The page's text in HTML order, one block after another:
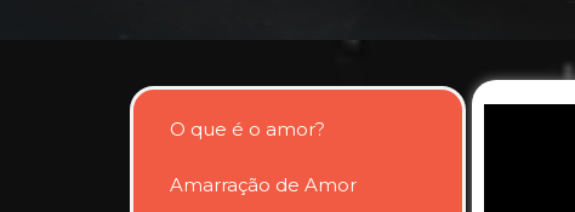
O que é o amor?
Amarração de Amor